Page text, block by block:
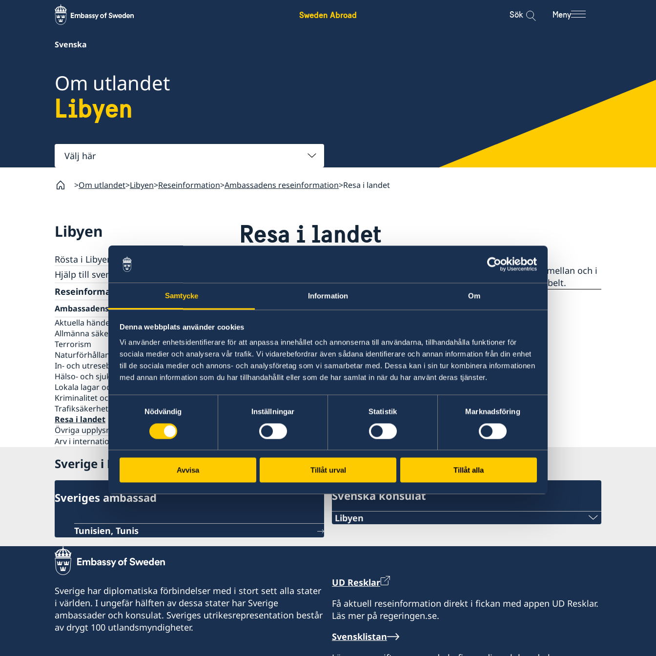
Samtycke Information Om
Denna webbplats använder cookies
Vi använder enhetsidentifierare för att anpassa innehållet och annonserna till användarna, tillhandahålla funktioner för
sociala medier och analysera vår trafik. Vi vidarebefordrar även sådana identifierare och annan information från din enhet
till de sociala medier och annons- och analysföretag som vi samarbetar med. Dessa kan i sin tur kombinera informationen
med annan information som du har tillhandahållit eller som de har samlat in när du har använt deras tjänster.
Nödvändig
Inställningar Statistik Marknadsföring
Avvisa Tillåt urval Tillåt alla
Sweden Abroad Sök Meny
Svenska
Om utlandet
Libyen
Välj
här
Om utlandet Libyen Reseinformation Ambassadens reseinformation Resa i landet
Libyen
Rösta i Libyen
Hjälp till svenskar i Libyen
Rösta i Libyen
Pass utomlands
Hjälp kring medborgarskap
Akut hjälp
Reseinformation
Ambassadens reseinformation
Aktuella händelser
Allmänna säkerhetsläget
Terrorism
Naturförhållanden och katastrofer
In- och utresebestämmelser
Hälso- och sjukvård
Lokala lagar och sedvänjor
Kriminalitet och personlig säkerhet
Trafiksäkerhet
Resa i landet
Övriga upplysningar
Arv i internationella situationer i Libyen
Resa i landet
Olika områden i Libyen kontrolleras av olika väpnade grupper. Vägspärrar mellan och i
dessa områden är mycket vanliga, vilket gör resande i landet mycket riskabelt.
Senast uppdaterad 03 juli 2025, 12.15
Sverige i Libyen
Sveriges ambassad
Tunisien, Tunis
Svenska konsulat
Libyen
Besökstid: 10.00-13.00, söndag-torsdag (efter bokning)
Honorärkonsul
Sverige har diplomatiska förbindelser med i stort sett alla stater
i världen. I ungefär hälften av dessa stater har Sverige
ambassader och konsulat. Sveriges utrikesrepresentation består
av drygt 100 utlandsmyndigheter.
UD Resklar
Få aktuell reseinformation direkt i fickan med appen UD Resklar.
Läs mer på regeringen.se.
Svensklistan